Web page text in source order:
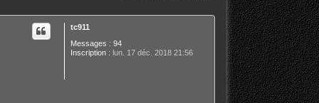
tc911
Messages : 94
Inscription : lun. 17 déc. 2018 21:56